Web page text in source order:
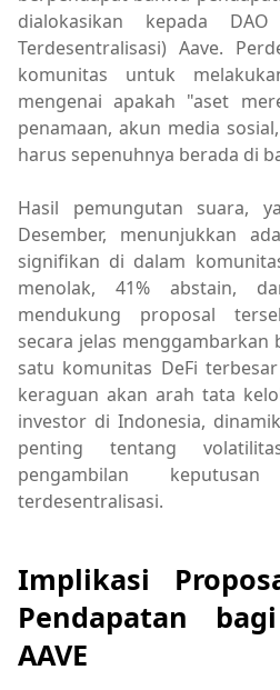
dialokasikan kepada
Terdesentralisasi) Aave.
komunitas untuk
mengenai apakah "aset
penamaan, akun media
harus sepenuhnya berada di
Hasil pemungutan suara,
Desember, menunjukkan
signifikan di dalam
menolak, 41% abstain,
mendukung proposal
secara jelas menggambarkan
satu komunitas DeFi
keraguan akan arah tata
investor di Indonesia,
penting tentang
pengambilan
terdesentralisasi.
Implikasi
Pendapatan
AAVE